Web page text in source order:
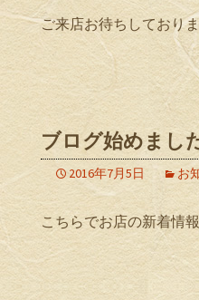
ご来店お待ちしておりま
ブログ始めまし
2016年7月5日 お
こちらでお店の新着情